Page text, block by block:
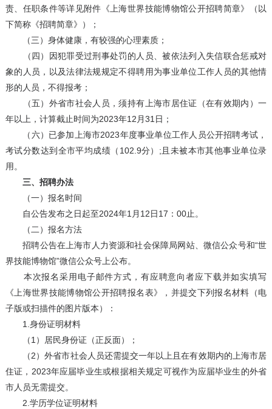
责、任职条件等详见附件《上海世界技能博物馆公开招聘简章》（以
下简称《招聘简章》）；
（三）身体健康，有较强的心理素质；
（四）因犯罪受过刑事处罚的人员、被依法列入失信联合惩戒对
象的人员，以及法律法规规定不得聘用为事业单位工作人员的其他情
形的人员，不得报考；
（五）外省市社会人员，须持有上海市居住证（在有效期内）一
年以上，计算截止时间为2023年12月31日；
（六）已参加上海市2023年度事业单位工作人员公开招聘考试，
考试分数达到全市平均成绩（102.9分）;且未被本市其他事业单位录
用。
三、招聘办法
（一）报名时间
自公告发布之日起至2024年1月12日17：00止。
（二）报名方法
招聘公告在上海市人力资源和社会保障局网站、微信公众号和“世
界技能博物馆”微信公众号上公布。
本次报名采用电子邮件方式，有应聘意向者应下载并如实填写
《上海世界技能博物馆公开招聘报名表》，并提交下列报名材料（电
子版或扫描件的图片版本）：
1.身份证明材料
（1）居民身份证（正反面）；
（2）外省市社会人员还需提交一年以上且在有效期内的上海市居
住证，2023年应届毕业生或根据相关规定可视作为应届毕业生的外省
市人员无需提交。
2.学历学位证明材料